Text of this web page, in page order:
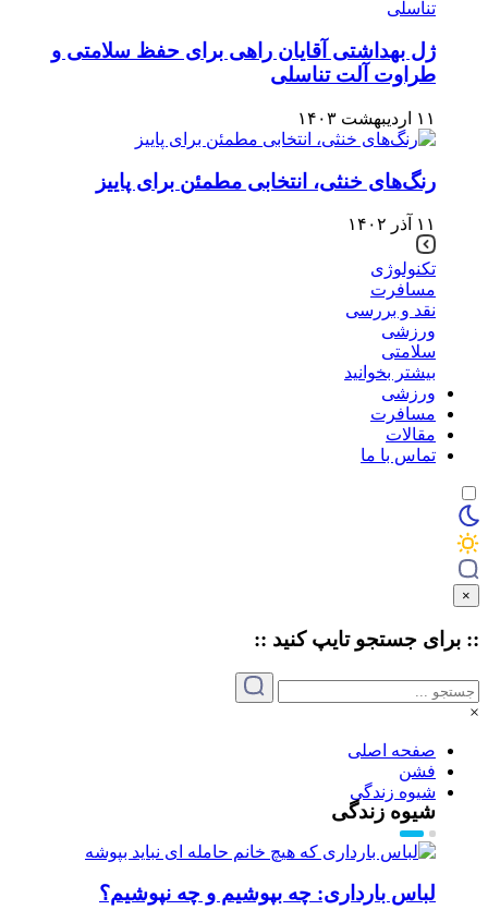
ژل بهداشتی آقایان راهی برای حفظ سلامتی و
طراوت آلت تناسلی
۱۱ اردیبهشت ۱۴۰۳
رنگ‌های خنثی، انتخابی مطمئن برای پاییز
۱۱ آذر ۱۴۰۲
تکنولوژی
مسافرت
نقد و بررسی
ورزشی
سلامتی
بیشتر بخوانید
ورزشی
مسافرت
مقالات
تماس با ما
×
:: برای جستجو تایپکنید ::
×
صفحه اصلی
فشن
شیوه زندگی
شیوه زندگی
لباس بارداری: چه بپوشیم و چه نپوشیم؟